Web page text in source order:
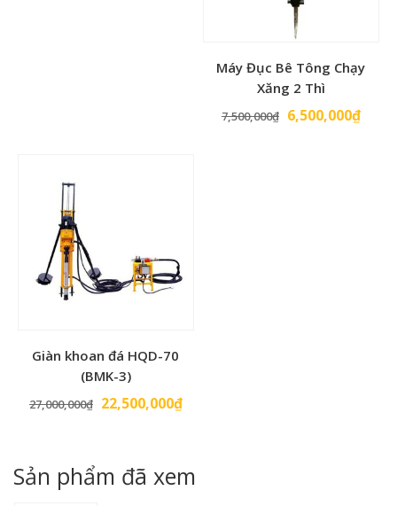
Máy Đục Bê Tông Chạy
Xăng 2 Thì
7,500,000₫ Giá
6,500,000₫Giá
Giàn khoan đá HQD-70
(BMK-3)
27,000,000₫ Giá
27,000,000₫.
22,500,000₫Giá
22,500,000₫.
Sản phẩm đã xem